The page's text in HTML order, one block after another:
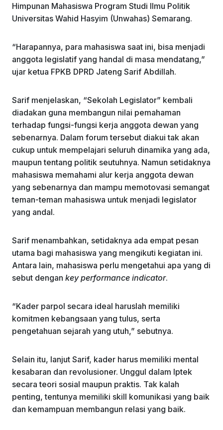
Himpunan Mahasiswa Program Studi Ilmu Politik
Universitas Wahid Hasyim (Unwahas) Semarang.
“Harapannya, para mahasiswa saat ini, bisa menjadi
anggota legislatif yang handal di masa mendatang,”
ujar ketua FPKB DPRD Jateng Sarif Abdillah.
Sarif menjelaskan, “Sekolah Legislator” kembali
diadakan guna membangun nilai pemahaman
terhadap fungsi-fungsi kerja anggota dewan yang
sebenarnya. Dalam forum tersebut diakui tak akan
cukup untuk mempelajari seluruh dinamika yang ada,
maupun tentang politik seutuhnya. Namun setidaknya
mahasiswa memahami alur kerja anggota dewan
yang sebenarnya dan mampu memotovasi semangat
teman-teman mahasiswa untuk menjadi legislator
yang andal.
Sarif menambahkan, setidaknya ada empat pesan
utama bagi mahasiswa yang mengikuti kegiatan ini.
Antara lain, mahasiswa perlu mengetahui apa yang di
sebut dengan key performance indicator.
“Kader parpol secara ideal haruslah memiliki
komitmen kebangsaan yang tulus, serta
pengetahuan sejarah yang utuh,” sebutnya.
Selain itu, lanjut Sarif, kader harus memiliki mental
kesabaran dan revolusioner. Unggul dalam Iptek
secara teori sosial maupun praktis. Tak kalah
penting, tentunya memiliki skill komunikasi yang baik
dan kemampuan membangun relasi yang baik.